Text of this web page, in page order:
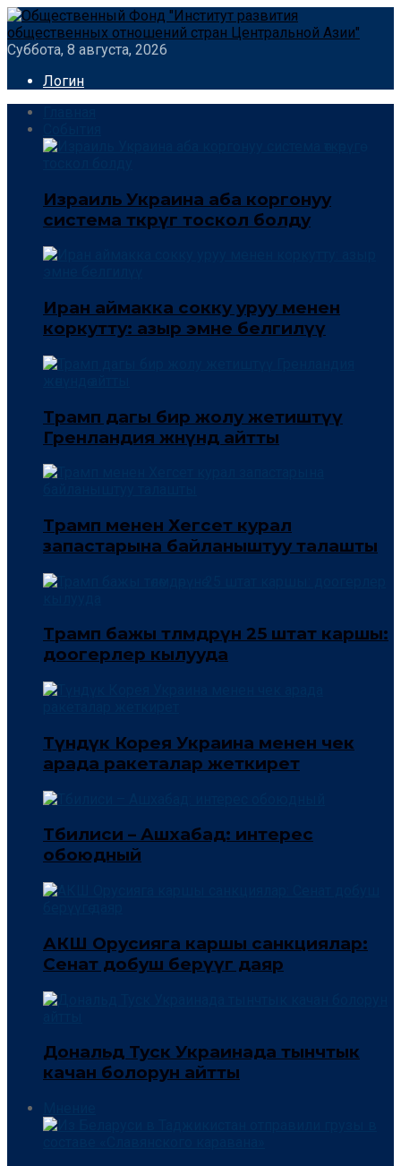
Суббота, 8 августа, 2026
Логин
Израиль Украина аба коргонуу
система өткөрүгө тоскол болду
Иран аймакка сокку уруу менен
коркутту: азыр эмне белгилүү
Трамп дагы бир жолу жетиштүү
Гренландия жөнүндө айтты
Трамп менен Хегсет курал
запастарына байланыштуу талашты
Трамп бажы төлөмдөрүнө 25 штат каршы:
доогерлер кылууда
Түндүк Корея Украина менен чек
арада ракеталар жеткирет
Тбилиси – Ашхабад: интерес
обоюдный
АКШ Орусияга каршы санкциялар:
Сенат добуш берүүгө даяр
Дональд Туск Украинада тынчтык
качан болорун айтты